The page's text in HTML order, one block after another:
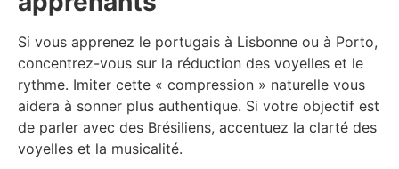
Si vous apprenez le portugais à Lisbonne ou à Porto,
concentrez-vous sur la réduction des voyelles et le
rythme. Imiter cette « compression » naturelle vous
aidera à sonner plus authentique. Si votre objectif est
de parler avec des Brésiliens, accentuez la clarté des
voyelles et la musicalité.